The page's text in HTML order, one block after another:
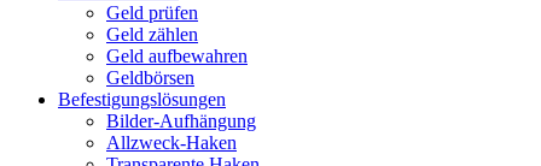
Geld prüfen
Geld zählen
Geld aufbewahren
Geldbörsen
Befestigungslösungen
Bilder-Aufhängung
Allzweck-Haken